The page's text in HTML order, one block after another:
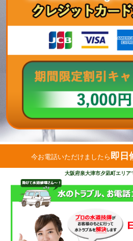
今お電話いただけましたら 即日
大阪府泉大津市夕凪町エリア